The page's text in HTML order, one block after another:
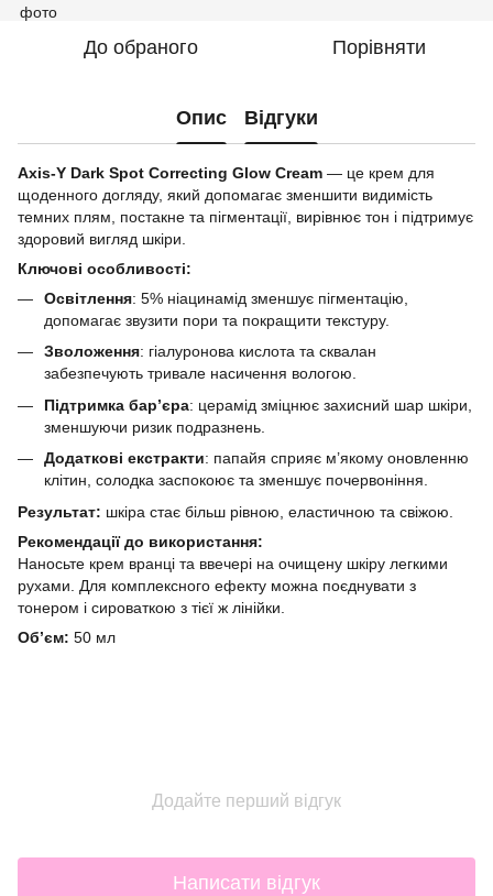
До обраного Порівняти
Опис Відгуки
Axis-Y Dark Spot Correcting Glow Cream — це крем для
щоденного догляду, який допомагає зменшити видимість
темних плям, постакне та пігментації, вирівнює тон і підтримує
здоровий вигляд шкіри.
Ключові особливості:
Освітлення: 5% ніацинамід зменшує пігментацію,
допомагає звузити пори та покращити текстуру.
Зволоження: гіалуронова кислота та сквалан
забезпечують тривале насичення вологою.
Підтримка бар’єра: церамід зміцнює захисний шар шкіри,
зменшуючи ризик подразнень.
Додаткові екстракти: папайя сприяє м’якому оновленню
клітин, солодка заспокоює та зменшує почервоніння.
Результат: шкіра стає більш рівною, еластичною та свіжою.
Рекомендації до використання:
Наносьте крем вранці та ввечері на очищену шкіру легкими
рухами. Для комплексного ефекту можна поєднувати з
тонером і сироваткою з тієї ж лінійки.
Обʼєм: 50 мл
Додайте перший відгук
Написати відгук